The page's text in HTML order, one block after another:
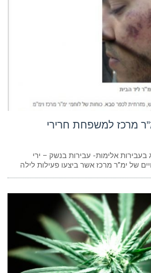
מרכז למשפחת חרירי
אלימות- עבירות בנשק – ירי
של ימ”ר מרכז אשר ביצעו פעילות לילה